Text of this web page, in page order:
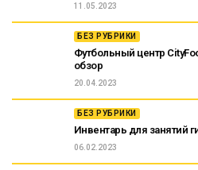
11.05.2023
БЕЗ РУБРИКИ
Футбольный центр
обзор
20.04.2023
БЕЗ РУБРИКИ
Инвентарь для занятий
06.02.2023